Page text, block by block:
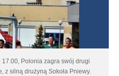
Polonia zagra swój drugi
z silną drużyną Sokoła Pniewy.